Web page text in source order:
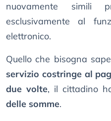
nuovamente simili
esclusivamente al
elettronico.
Quello che bisogna
servizio costringe al
due volte, il cittadino
delle somme.